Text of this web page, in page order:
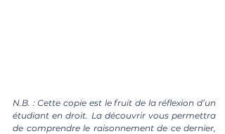
N.B. : Cette copie est le fruit de la réflexion d’un
étudiant en droit. La découvrir vous permettra
de comprendre le raisonnement de ce dernier,